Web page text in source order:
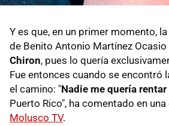
Y es que, en un primer momento,
de Benito Antonio Martínez Ocasio
Chiron, pues lo quería
Fue entonces cuando se encontró
el camino: "Nadie me quería rentar
Puerto Rico", ha comentado en
Molusco TV.